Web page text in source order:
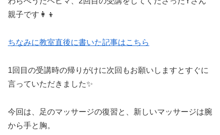
親子です👩‍👦
ちなみに教室直後に書いた記事はこちら
1回目の受講時の帰りがけに次回もお願いしますとすぐに
言っていただきました✨
今回は、足のマッサージの復習と、新しいマッサージは腕
から手と胸。